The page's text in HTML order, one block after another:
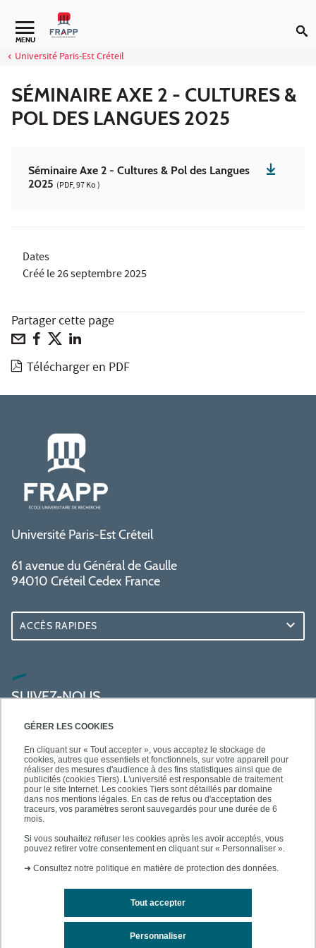
GÉRER LES COOKIES
En cliquant sur « Tout accepter », vous acceptez le stockage de
cookies, autres que essentiels et fonctionnels, sur votre appareil pour
réaliser des mesures d'audience à des fins statistiques ainsi que de
publicités (cookies Tiers). L'université est responsable de traitement
pour le site Internet. Les cookies Tiers sont détaillés par domaine
dans nos mentions légales. En cas de refus ou d'acceptation des
traceurs, vos paramètres seront sauvegardés pour une durée de 6
mois.
Si vous souhaitez refuser les cookies après les avoir acceptés, vous
pouvez retirer votre consentement en cliquant sur « Personnaliser ».
➜ Consultez notre politique en matière de protection des données.
Tout accepter
Personnaliser
Aller au contenu
MENU
Université Paris-Est Créteil
SÉMINAIRE AXE 2 - CULTURES &
POL DES LANGUES 2025
Séminaire Axe 2 - Cultures & Pol des Langues
2025 (PDF, 97 Ko )
Dates
Créé le26 septembre 2025
Partager cette page
Télécharger en PDF
Université Paris-Est Créteil
61 avenue du Général de Gaulle
94010 Créteil Cedex France
ACCÈS RAPIDES
SUIVEZ-NOUS
Mentions légales